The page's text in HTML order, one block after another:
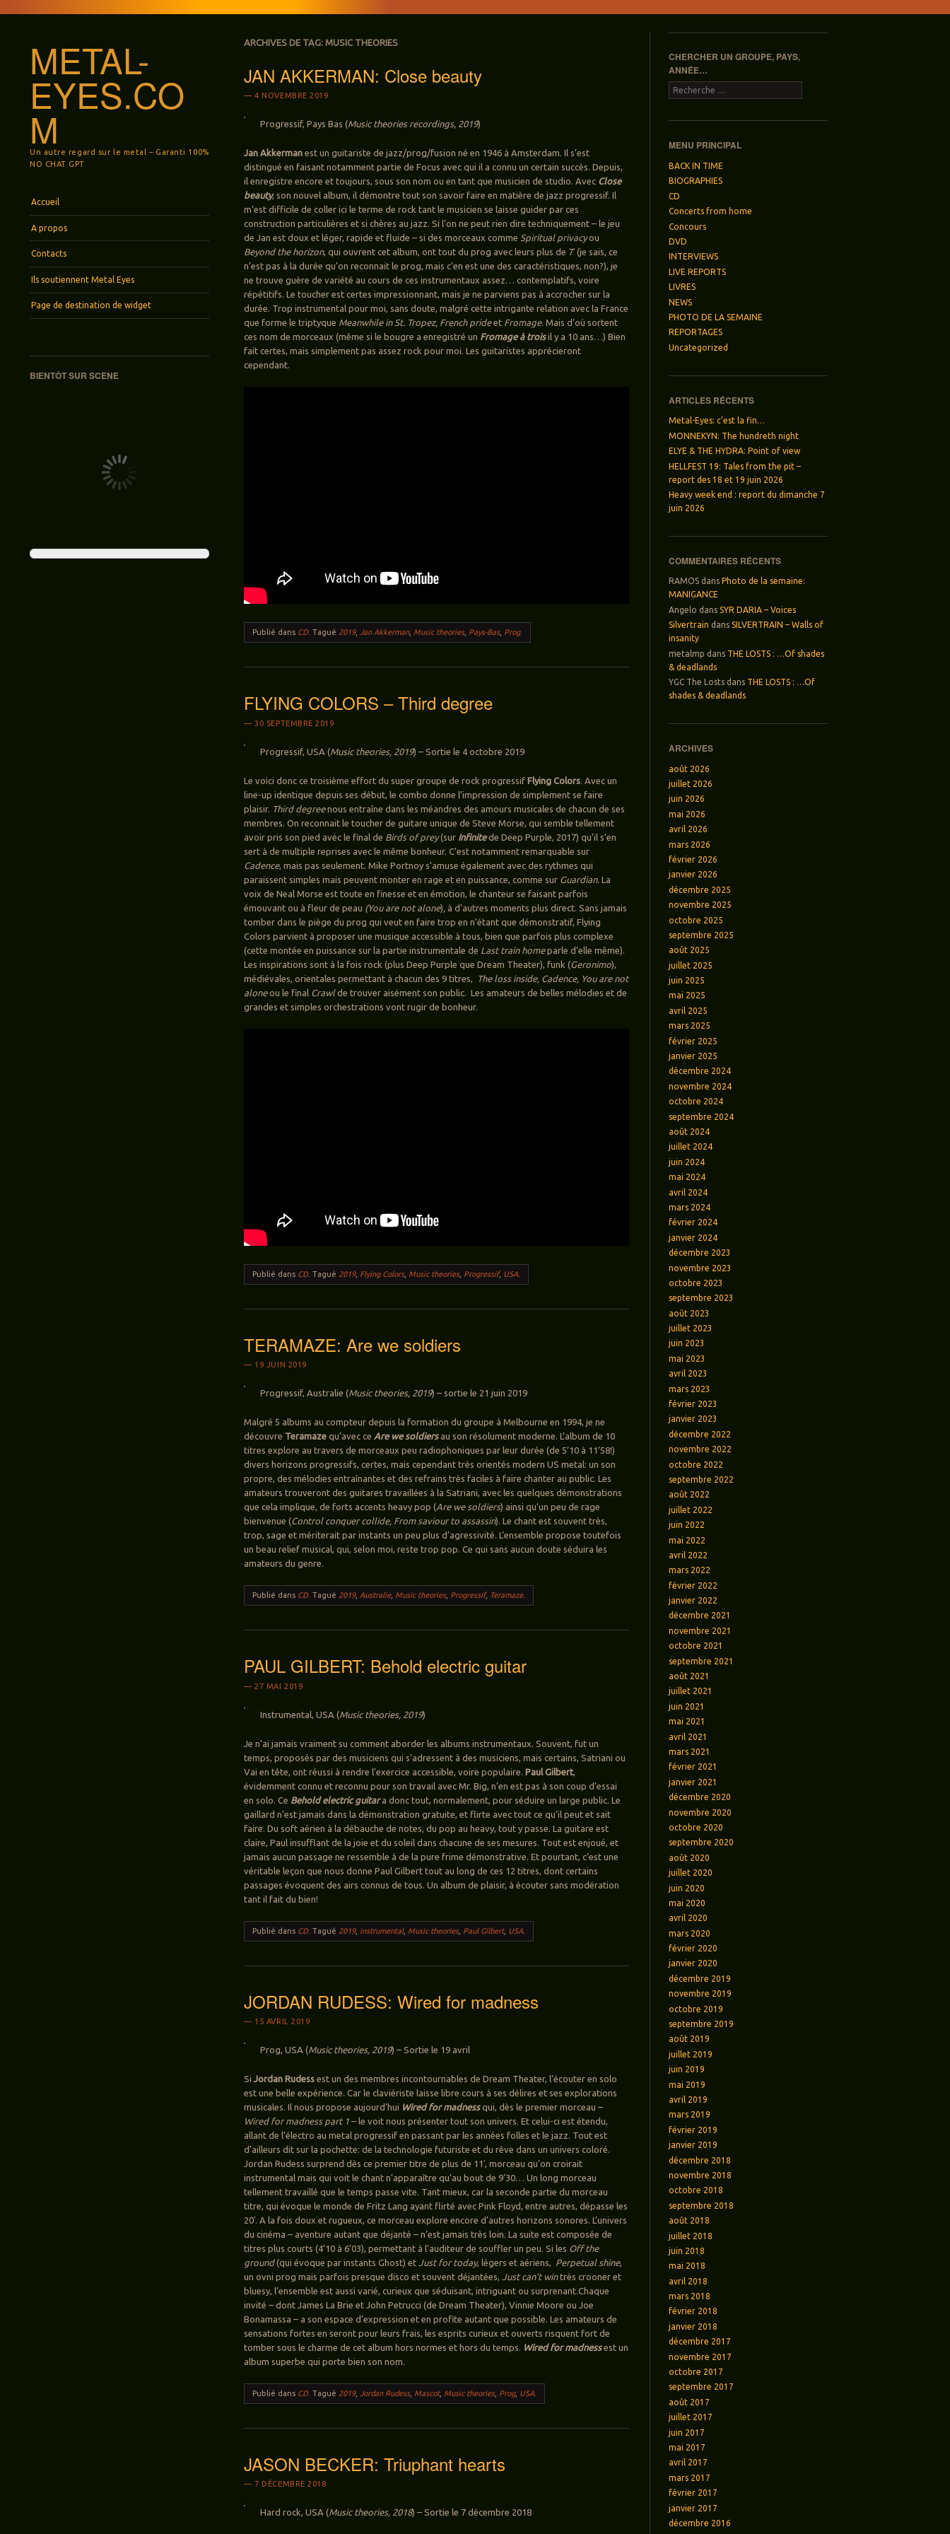
METAL-
EYES.CO
M
Un autre regard sur le metal – Garanti 100%
NO CHAT GPT
Aller au contenu principal
Accueil
A propos
Contacts
Ils soutiennent Metal Eyes
Page de destination de widget
BIENTÔT SUR SCENE
ARCHIVES DE TAG:MUSIC THEORIES
JAN AKKERMAN: Close beauty
4 NOVEMBRE 2019
Progressif, Pays Bas (Music theories recordings, 2019)
Jan Akkerman est un guitariste de jazz/prog/fusion né en 1946 à Amsterdam. Il s’est
distingué en faisant notamment partie de Focus avec qui il a connu un certain succès. Depuis,
il enregistre encore et toujours, sous son nom ou en tant que musicien de studio. Avec Close
beauty, son nouvel album, il démontre tout son savoir faire en matière de jazz progressif. Il
m’est difficile de coller ici le terme de rock tant le musicien se laisse guider par ces
construction particulières et si chères au jazz. Si l’on ne peut rien dire techniquement – le jeu
de Jan est doux et léger, rapide et fluide – si des morceaux comme Spiritual privacyou
Beyond the horizon, qui ouvrent cet album, ont tout du prog avec leurs plus de 7′ (je sais, ce
n’est pas à la durée qu’on reconnait le prog, mais c’en est une des caractéristiques, non?), je
ne trouve guère de variété au cours de ces instrumentaux assez… contemplatifs, voire
répétitifs. Le toucher est certes impressionnant, mais je ne parviens pas à accrocher sur la
durée. Trop instrumental pour moi, sans doute, malgré cette intrigante relation avec la France
que forme le triptyque Meanwhile in St. Tropez, French prideet Fromage. Mais d’où sortent
ces nom de morceaux (même si le bougre a enregistré un Fromage à trois il y a 10 ans…) Bien
fait certes, mais simplement pas assez rock pour moi. Les guitaristes apprécieront
cependant.
Publié dans CD.Tagué 2019, Jan Akkerman, Music theories, Pays-Bas, Prog.
FLYING COLORS – Third degree
30 SEPTEMBRE 2019
Progressif, USA (Music theories, 2019) – Sortie le 4 octobre 2019
Le voici donc ce troisième effort du super groupe de rock progressifFlying Colors . Avec un
line-up identique depuis ses début, le combo donne l’impression de simplement se faire
plaisir. Third degreenous entraîne dans les méandres des amours musicales de chacun de ses
membres. On reconnait le toucher de guitare unique de Steve Morse, qui semble tellement
avoir pris son pied avec le final de Birds of prey(sur Infinitede Deep Purple, 2017) qu’il s’en
sert à de multiple reprises avec le même bonheur. C’est notamment remarquable sur
Cadence, mais pas seulement. Mike Portnoy s’amuse également avec des rythmes qui
paraissent simples mais peuvent monter en rage et en puissance, comme sur Guardian. La
voix de Neal Morse est toute en finesse et en émotion, le chanteur se faisant parfois
émouvant ou à fleur de peau (You are not alone) à d’autres moments plus direct. Sans jamais
tomber dans le piège du prog qui veut en faire trop en n’étant que démonstratif, Flying
Colors parvient à proposer une musique accessible à tous, bien que parfois plus complexe
(cette montée en puissance sur la partie instrumentale de Last train homeparle d’elle même).
Les inspirations sont à la fois rock (plus Deep Purple que Dream Theater), funk (Geronimo),
médiévales, orientales permettant à chacun des 9 titres,
The loss inside, Cadence, You are not
aloneou le final Crawlde trouver aisément son public. Les amateurs de belles mélodies et de
grandes et simples orchestrations vont rugir de bonheur.
Publié dans CD.Tagué 2019, Flying Colors, Music theories, Progressif, USA
TERAMAZE: Are we soldiers
19 JUIN 2019
Progressif, Australie (Music theories, 2019) – sortie le 21 juin 2019
Malgré 5 albums au compteur depuis la formation du groupe à Melbourne en 1994, je ne
découvre Teramaze qu’avec ceAre we soldiersau son résolument moderne. L’album de 10
titres explore au travers de morceaux peu radiophoniques par leur durée (de 5’10 à 11’58!)
divers horizons progressifs, certes, mais cependant très orientés modern US metal: un son
propre, des mélodies entraînantes et des refrains très faciles à faire chanter au public. Les
amateurs trouveront des guitares travaillées à la Satriani, avec les quelques démonstrations
que cela implique, de forts accents heavy pop (Are we soldiers) ainsi qu’un peu de rage
bienvenue (Control conquer collide, From saviour to assassin). Le chant est souvent très,
trop, sage et mériterait par instants un peu plus d’agressivité. L’ensemble propose toutefois
un beau relief musical, qui, selon moi, reste trop pop. Ce qui sans aucun doute séduira les
amateurs du genre.
Publié dans CD.Tagué 2019, Australie, Music theories, Progressif, Teramaze.
PAUL GILBERT: Behold electric guitar
27 MAI 2019
Instrumental, USA (Music theories, 2019)
Je n’ai jamais vraiment su comment aborder les albums instrumentaux. Souvent, fut un
temps, proposés par des musiciens qui s’adressent à des musiciens, mais certains, Satriani ou
Vai en tête, ont réussi à rendre l’exercice accessible, voire populaire.Paul Gilbert
évidemment connu et reconnu pour son travail avec Mr. Big, n’en est pas à son coup d’essai
en solo. Ce Behold electric guitara donc tout, normalement, pour séduire un large public. Le
gaillard n’est jamais dans la démonstration gratuite, et flirte avec tout ce qu’il peut et sait
faire. Du soft aérien à la débauche de notes, du pop au heavy, tout y passe. La guitare est
claire, Paul insufflant de la joie et du soleil dans chacune de ses mesures. Tout est enjoué, et
jamais aucun passage ne ressemble à de la pure frime démonstrative. Et pourtant, c’est une
véritable leçon que nous donne Paul Gilbert tout au long de ces 12 titres, dont certains
passages évoquent des airs connus de tous. Un album de plaisir, à écouter sans modération
tant il fait du bien!
Publié dans CD.Tagué 2019, instrumental, Music theories, Paul Gilbert, USA
JORDAN RUDESS: Wired for madness
15 AVRIL 2019
Prog, USA (Music theories, 2019) – Sortie le 19 avril
SiJordan Rudess est un des membres incontournables de Dream Theater, l’écouter en solo
est une belle expérience. Car le claviériste laisse libre cours à ses délires et ses explorations
musicales. Il nous propose aujourd’hui Wired for madnessqui, dès le premier morceau –
Wired for madness part 1 – le voit nous présenter tout son univers. Et celui-ci est étendu,
allant de l’électro au metal progressif en passant par les années folles et le jazz. Tout est
d’ailleurs dit sur la pochette: de la technologie futuriste et du rêve dans un univers coloré.
Jordan Rudess surprend dès ce premier titre de plus de 11′, morceau qu’on croirait
instrumental mais qui voit le chant n’apparaître qu’au bout de 9’30… Un long morceau
tellement travaillé que le temps passe vite. Tant mieux, car la seconde partie du morceau
titre, qui évoque le monde de Fritz Lang ayant flirté avec Pink Floyd, entre autres, dépasse les
20′. A la fois doux et rugueux, ce morceau explore encore d’autres horizons sonores. L’univers
du cinéma – aventure autant que déjanté – n’est jamais très loin. La suite est composée de
titres plus courts (4’10 à 6’03), permettant à l’auditeur de souffler un peu. Si les Off the
ground(qui évoque par instants Ghost) et Just for today, légers et aériens, Perpetual shine,
un ovni prog mais parfois presque disco et souvent déjantées, Just can’t wintrès crooner et
bluesy, l’ensemble est aussi varié, curieux que séduisant, intriguant ou surprenant.Chaque
invité – dont James La Brie et John Petrucci (de Dream Theater), Vinnie Moore ou Joe
Bonamassa – a son espace d’expression et en profite autant que possible. Les amateurs de
sensations fortes en seront pour leurs frais, les esprits curieux et ouverts risquent fort de
tomber sous le charme de cet album hors normes et hors du temps. Wired for madnessest un
album superbe qui porte bien son nom.
Publié dans CD.Tagué 2019, Jordan Rudess, Mascot, Music theories, Prog, USA
JASON BECKER: Triuphant hearts
7 DÉCEMBRE 2018
Hard rock, USA (Music theories, 2018) – Sortie le 7 décembre 2018
CHERCHER UN GROUPE, PAYS,
ANNÉE…
Recherche
MENU PRINCIPAL
BACK IN TIME
BIOGRAPHIES
CD
Concerts from home
Concours
DVD
INTERVIEWS
LIVE REPORTS
LIVRES
NEWS
PHOTO DE LA SEMAINE
REPORTAGES
Uncategorized
ARTICLES RÉCENTS
Metal-Eyes: c’est la fin…
MONNEKYN: The hundreth night
ELYE & THE HYDRA: Point of view
HELLFEST 19: Tales from the pit –
report des 18 et 19 juin 2026
Heavy week end : report du dimanche 7
juin 2026
COMMENTAIRES RÉCENTS
RAMOS dans Photo de la semaine:
MANIGANCE
Angelo dansSYR DARIA – Voices
Silvertrain dansSILVERTRAIN – Walls of
insanity
metalmp dans THE LOSTS : …Of shades
& deadlands
YGC The Losts dans THE LOSTS : …Of
shades & deadlands
ARCHIVES
août 2026
juillet 2026
juin 2026
mai 2026
avril 2026
mars 2026
février 2026
janvier 2026
décembre 2025
novembre 2025
octobre 2025
septembre 2025
août 2025
juillet 2025
juin 2025
mai 2025
avril 2025
mars 2025
février 2025
janvier 2025
décembre 2024
novembre 2024
octobre 2024
septembre 2024
août 2024
juillet 2024
juin 2024
mai 2024
avril 2024
mars 2024
février 2024
janvier 2024
décembre 2023
novembre 2023
octobre 2023
septembre 2023
août 2023
juillet 2023
juin 2023
mai 2023
avril 2023
mars 2023
février 2023
janvier 2023
décembre 2022
novembre 2022
octobre 2022
septembre 2022
août 2022
juillet 2022
juin 2022
mai 2022
avril 2022
mars 2022
février 2022
janvier 2022
décembre 2021
novembre 2021
octobre 2021
septembre 2021
août 2021
juillet 2021
juin 2021
mai 2021
avril 2021
mars 2021
février 2021
janvier 2021
décembre 2020
novembre 2020
octobre 2020
septembre 2020
août 2020
juillet 2020
juin 2020
mai 2020
avril 2020
mars 2020
février 2020
janvier 2020
décembre 2019
novembre 2019
octobre 2019
septembre 2019
août 2019
juillet 2019
juin 2019
mai 2019
avril 2019
mars 2019
février 2019
janvier 2019
décembre 2018
novembre 2018
octobre 2018
septembre 2018
août 2018
juillet 2018
juin 2018
mai 2018
avril 2018
mars 2018
février 2018
janvier 2018
décembre 2017
novembre 2017
octobre 2017
septembre 2017
août 2017
juillet 2017
juin 2017
mai 2017
avril 2017
mars 2017
février 2017
janvier 2017
décembre 2016